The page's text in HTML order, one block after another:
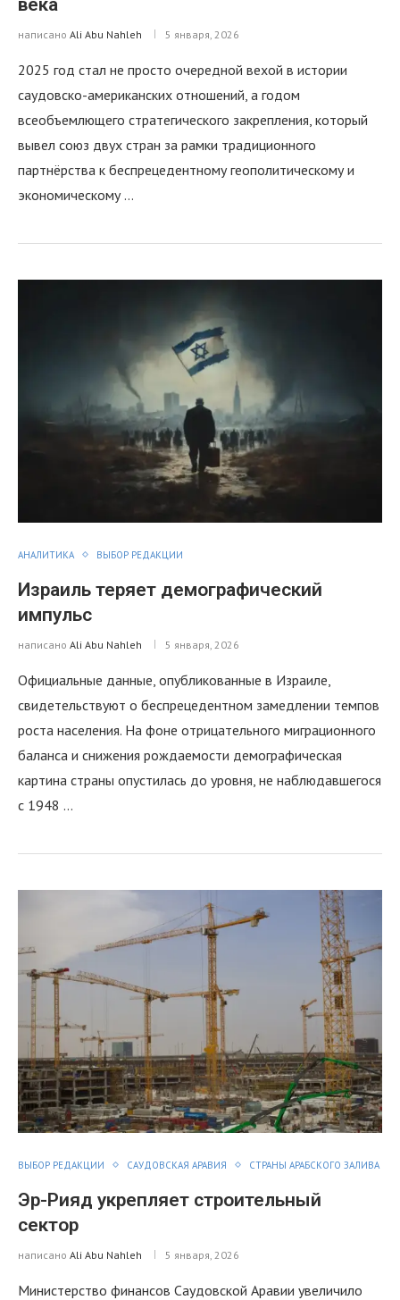
века
написано Ali Abu Nahleh 5 января, 2026
2025 год стал не просто очередной вехой в истории
саудовско-американских отношений, а годом
всеобъемлющего стратегического закрепления, который
вывел союз двух стран за рамки традиционного
партнёрства к беспрецедентному геополитическому и
экономическому …
АНАЛИТИКА ВЫБОР РЕДАКЦИИ
Израиль теряет демографический
импульс
написано Ali Abu Nahleh 5 января, 2026
Официальные данные, опубликованные в Израиле,
свидетельствуют о беспрецедентном замедлении темпов
роста населения. На фоне отрицательного миграционного
баланса и снижения рождаемости демографическая
картина страны опустилась до уровня, не наблюдавшегося
с 1948 …
ВЫБОР РЕДАКЦИИ САУДОВСКАЯ АРАВИЯ СТРАНЫ АРАБСКОГО ЗАЛИВА
Эр-Рияд укрепляет строительный
сектор
написано Ali Abu Nahleh 5 января, 2026
Министерство финансов Саудовской Аравии увеличило